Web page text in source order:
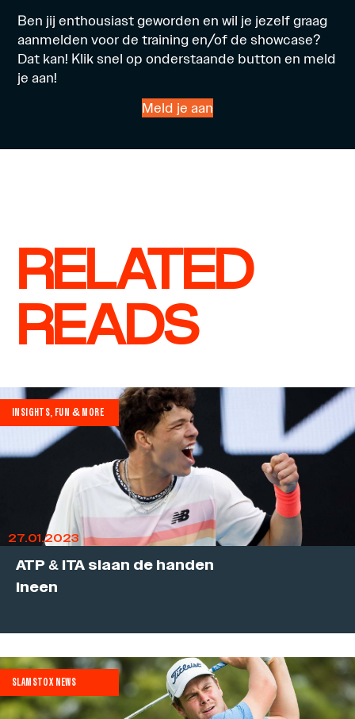
Ben jij enthousiast geworden en wil je jezelf graag
aanmelden voor de training en/of de showcase?
Dat kan! Klik snel op onderstaande button en meld
je aan!
Meld je aan
RELATED
READS
INSIGHTS, FUN & MORE
27.01.2023
ATP & ITA slaan de handen
ineen
SLAMSTOX NEWS